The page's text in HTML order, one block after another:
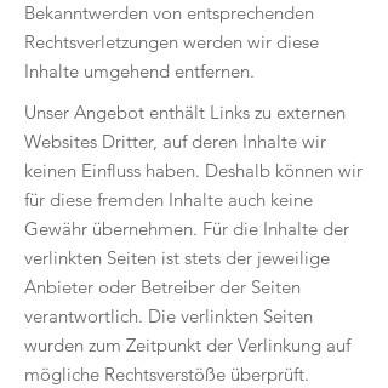
Bekanntwerden von entsprechenden
Rechtsverletzungen werden wir diese
Inhalte umgehend entfernen.
Unser Angebot enthält Links zu externen
Websites Dritter, auf deren Inhalte wir
keinen Einfluss haben. Deshalb können wir
für diese fremden Inhalte auch keine
Gewähr übernehmen. Für die Inhalte der
verlinkten Seiten ist stets der jeweilige
Anbieter oder Betreiber der Seiten
verantwortlich. Die verlinkten Seiten
wurden zum Zeitpunkt der Verlinkung auf
mögliche Rechtsverstöße überprüft.